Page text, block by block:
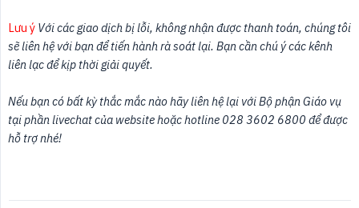
Lưu ý Với các giao dịch bị lỗi, không nhận được thanh toán, chúng tôi
sẽ liên hệ với bạn để tiến hành rà soát lại. Bạn cần chú ý các kênh
liên lạc để kịp thời giải quyết.
Nếu bạn có bất kỳ thắc mắc nào hãy liên hệ lại với Bộ phận Giáo vụ
tại phần livechat của website hoặc hotline 028 3602 6800 để được
hỗ trợ nhé!